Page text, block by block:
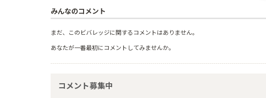
みんなのコメント
まだ、このビバレッジに関するコメントはありません。
あなたが一番最初にコメントしてみませんか。
コメント募集中